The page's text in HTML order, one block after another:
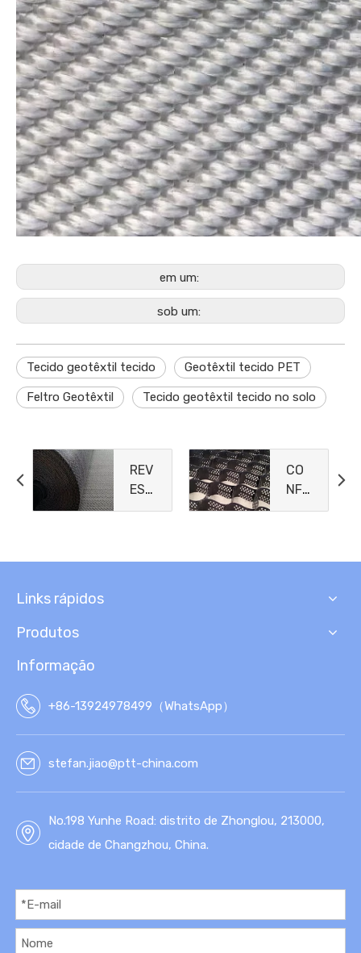
em um:
sob um:
Tecido geotêxtil tecido Geotêxtil tecido PET
Feltro Geotêxtil Tecido geotêxtil tecido no solo
REV
EST
IME
DE
A
CO
NFI
NA
CEL
Links rápidos
Produtos
Informação
+86-13924978499（WhatsApp）
stefan.jiao@ptt-china.com
No.198 Yunhe Road: distrito de Zhonglou, 213000,
cidade de Changzhou, China.